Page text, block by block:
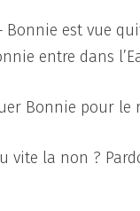
Bonnie est vue
entre dans
Bonnie pour le
vite la non ?